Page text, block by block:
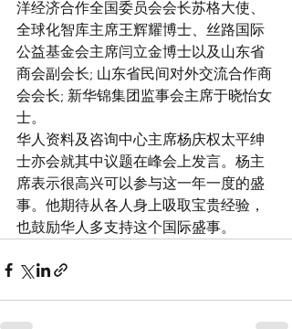
洋经济合作全国委员会会长苏格大使、
全球化智库主席王辉耀博士、丝路国际
公益基金会主席闫立金博士以及山东省
商会副会长; 山东省民间对外交流合作商
会会长; 新华锦集团监事会主席于晓怡女
士。
华人资料及咨询中心主席杨庆权太平绅
士亦会就其中议题在峰会上发言。杨主
席表示很高兴可以参与这一年一度的盛
事。他期待从各人身上吸取宝贵经验，
也鼓励华人多支持这个国际盛事。